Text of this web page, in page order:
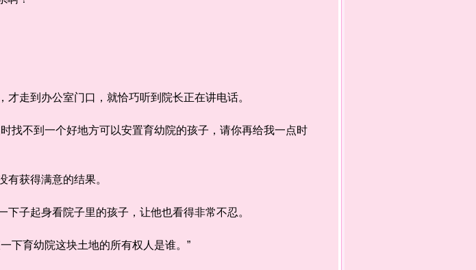
走到办公室门口，就恰巧听到院长正在讲电话。
不到一个好地方可以安置育幼院的孩子，请你再给我一点时
获得满意的结果。
子起身看院子里的孩子，让他也看得非常不忍。
育幼院这块土地的所有权人是谁。”